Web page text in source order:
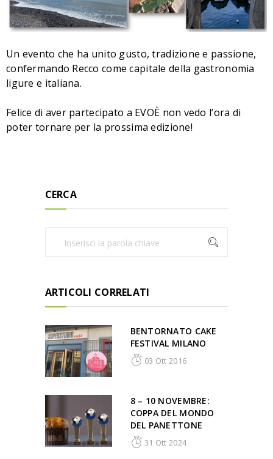
Un evento che ha unito gusto, tradizione e passione,
confermando Recco come capitale della gastronomia
ligure e italiana.
Felice di aver partecipato a EVOÈ non vedo l’ora di
poter tornare per la prossima edizione!
CERCA
ARTICOLI CORRELATI
BENTORNATO CAKE
FESTIVAL MILANO
03 Ott 2016
8 – 10 NOVEMBRE:
COPPA DEL MONDO
DEL PANETTONE
31 Ott 2024